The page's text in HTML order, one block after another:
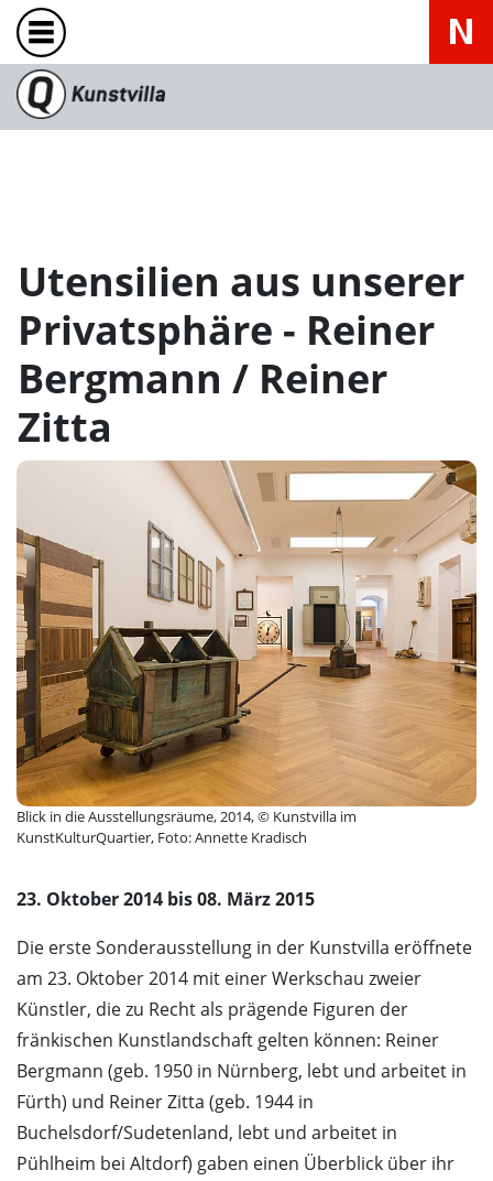
Utensilien aus unserer
Privatsphäre - Reiner
Bergmann / Reiner
Zitta
23. Oktober 2014 bis 08. März 2015
Die erste Sonderausstellung in der Kunstvilla eröffnete
am 23. Oktober 2014 mit einer Werkschau zweier
Künstler, die zu Recht als prägende Figuren der
fränkischen Kunstlandschaft gelten können: Reiner
Bergmann (geb. 1950 in Nürnberg, lebt und arbeitet in
Fürth) und Reiner Zitta (geb. 1944 in
Buchelsdorf/Sudetenland, lebt und arbeitet in
Pühlheim bei Altdorf) gaben einen Überblick über ihr
Blick in die Ausstellungsräume, 2014, © Kunstvilla im
KunstKulturQuartier, Foto: Annette Kradisch